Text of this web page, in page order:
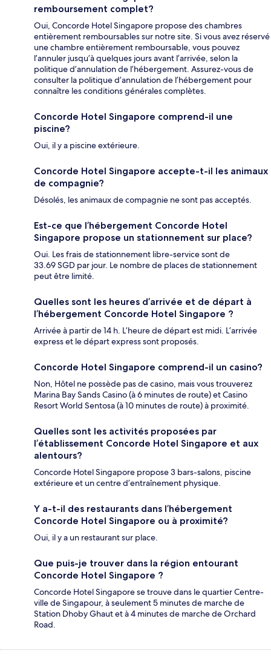
remboursement complet?
Oui, Concorde Hotel Singapore propose des chambres
entièrement remboursables sur notre site. Si vous avez réservé
une chambre entièrement remboursable, vous pouvez
l’annuler jusqu’à quelques jours avant l’arrivée, selon la
politique d’annulation de l’hébergement. Assurez-vous de
consulter la politique d’annulation de l’hébergement pour
connaître les conditions générales complètes.
Concorde Hotel Singapore comprend-il une
piscine?
Oui, il y a piscine extérieure.
Concorde Hotel Singapore accepte-t-il les animaux
de compagnie?
Désolés, les animaux de compagnie ne sont pas acceptés.
Est-ce que l’hébergement Concorde Hotel
Singapore propose un stationnement sur place?
Oui. Les frais de stationnement libre-service sont de
33.69 SGD par jour. Le nombre de places de stationnement
peut être limité.
Quelles sont les heures d’arrivée et de départ à
l’hébergement Concorde Hotel Singapore ?
Arrivée à partir de 14 h. L’heure de départ est midi. L’arrivée
express et le départ express sont proposés.
Concorde Hotel Singapore comprend-il un casino?
Non, Hôtel ne possède pas de casino, mais vous trouverez
Marina Bay Sands Casino (à 6 minutes de route) et Casino
Resort World Sentosa (à 10 minutes de route) à proximité.
Quelles sont les activités proposées par
l’établissement Concorde Hotel Singapore et aux
alentours?
Concorde Hotel Singapore propose 3 bars-salons, piscine
extérieure et un centre d’entraînement physique.
Y a-t-il des restaurants dans l’hébergement
Concorde Hotel Singapore ou à proximité?
Oui, il y a un restaurant sur place.
Que puis-je trouver dans la région entourant
Concorde Hotel Singapore ?
Concorde Hotel Singapore se trouve dans le quartier Centre-
ville de Singapour, à seulement 5 minutes de marche de
Station Dhoby Ghaut et à 4 minutes de marche de Orchard
Road.